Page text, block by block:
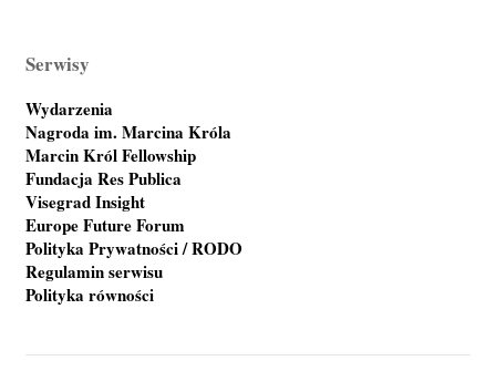
Serwisy
Wydarzenia
Nagroda im. Marcina Króla
Marcin Król Fellowship
Fundacja Res Publica
Visegrad Insight
Europe Future Forum
Polityka Prywatności / RODO
Regulamin serwisu
Polityka równości